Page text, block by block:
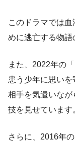
このドラマでは
めに逃亡する物語
また、2022年の
患う少年に思い
相手を気遣いな
技を見せています
さらに、2016年